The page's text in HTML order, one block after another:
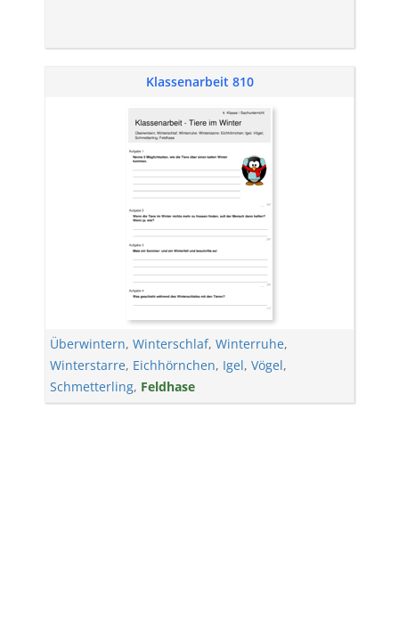
Klassenarbeit 810
Überwintern, Winterschlaf, Winterruhe,
Winterstarre, Eichhörnchen, Igel, Vögel,
Schmetterling, Feldhase